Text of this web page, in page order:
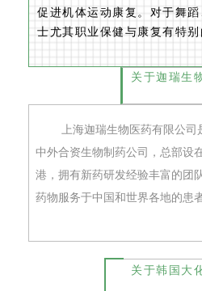
促进机体运动康复。对于舞
士尤其职业保健与康复有特别
关于迦瑞生
上海迦瑞生物医药有限公
中外合资生物制药公司，总部设
港，拥有新药研发经验丰富的团
药物服务于中国和世界各地的患者
关于韩国大